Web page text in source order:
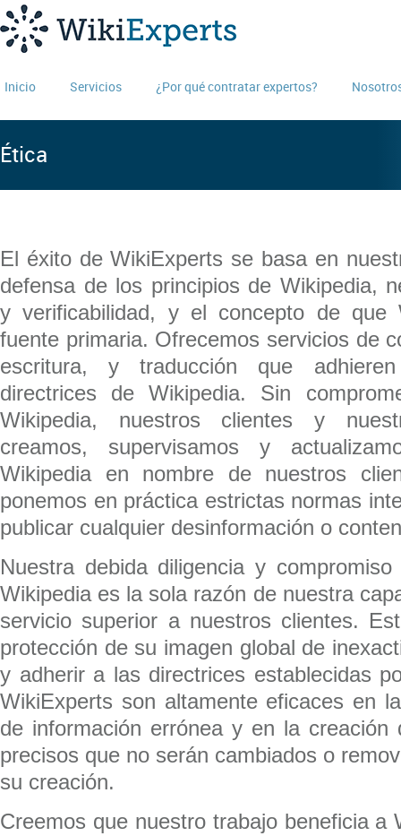
Inicio Servicios ¿Por qué contratar expertos?
Ética
El éxito de WikiExperts se basa en
defensa de los principios de Wikipedia,
y verificabilidad, y el concepto de que
fuente primaria. Ofrecemos servicios de
escritura, y traducción que
directrices de Wikipedia. Sin
Wikipedia, nuestros clientes y
creamos, supervisamos y
Wikipedia en nombre de nuestros
ponemos en práctica estrictas normas
publicar cualquier desinformación o
Nuestra debida diligencia y
Wikipedia es la sola razón de nuestra
servicio superior a nuestros clientes.
protección de su imagen global de
y adherir a las directrices establecidas
WikiExperts son altamente eficaces en
de información errónea y en la creación
precisos que no serán cambiados o
su creación.
Creemos que nuestro trabajo beneficia a